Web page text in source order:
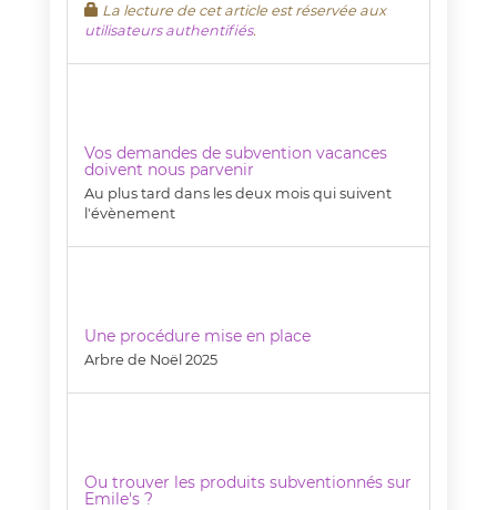
La lecture de cet article est réservée aux
utilisateurs authentifiés.
Vos demandes de subvention vacances
doivent nous parvenir
Au plus tard dans les deux mois qui suivent
l'évènement
Une procédure mise en place
Arbre de Noël 2025
Ou trouver les produits subventionnés sur
Emile's ?